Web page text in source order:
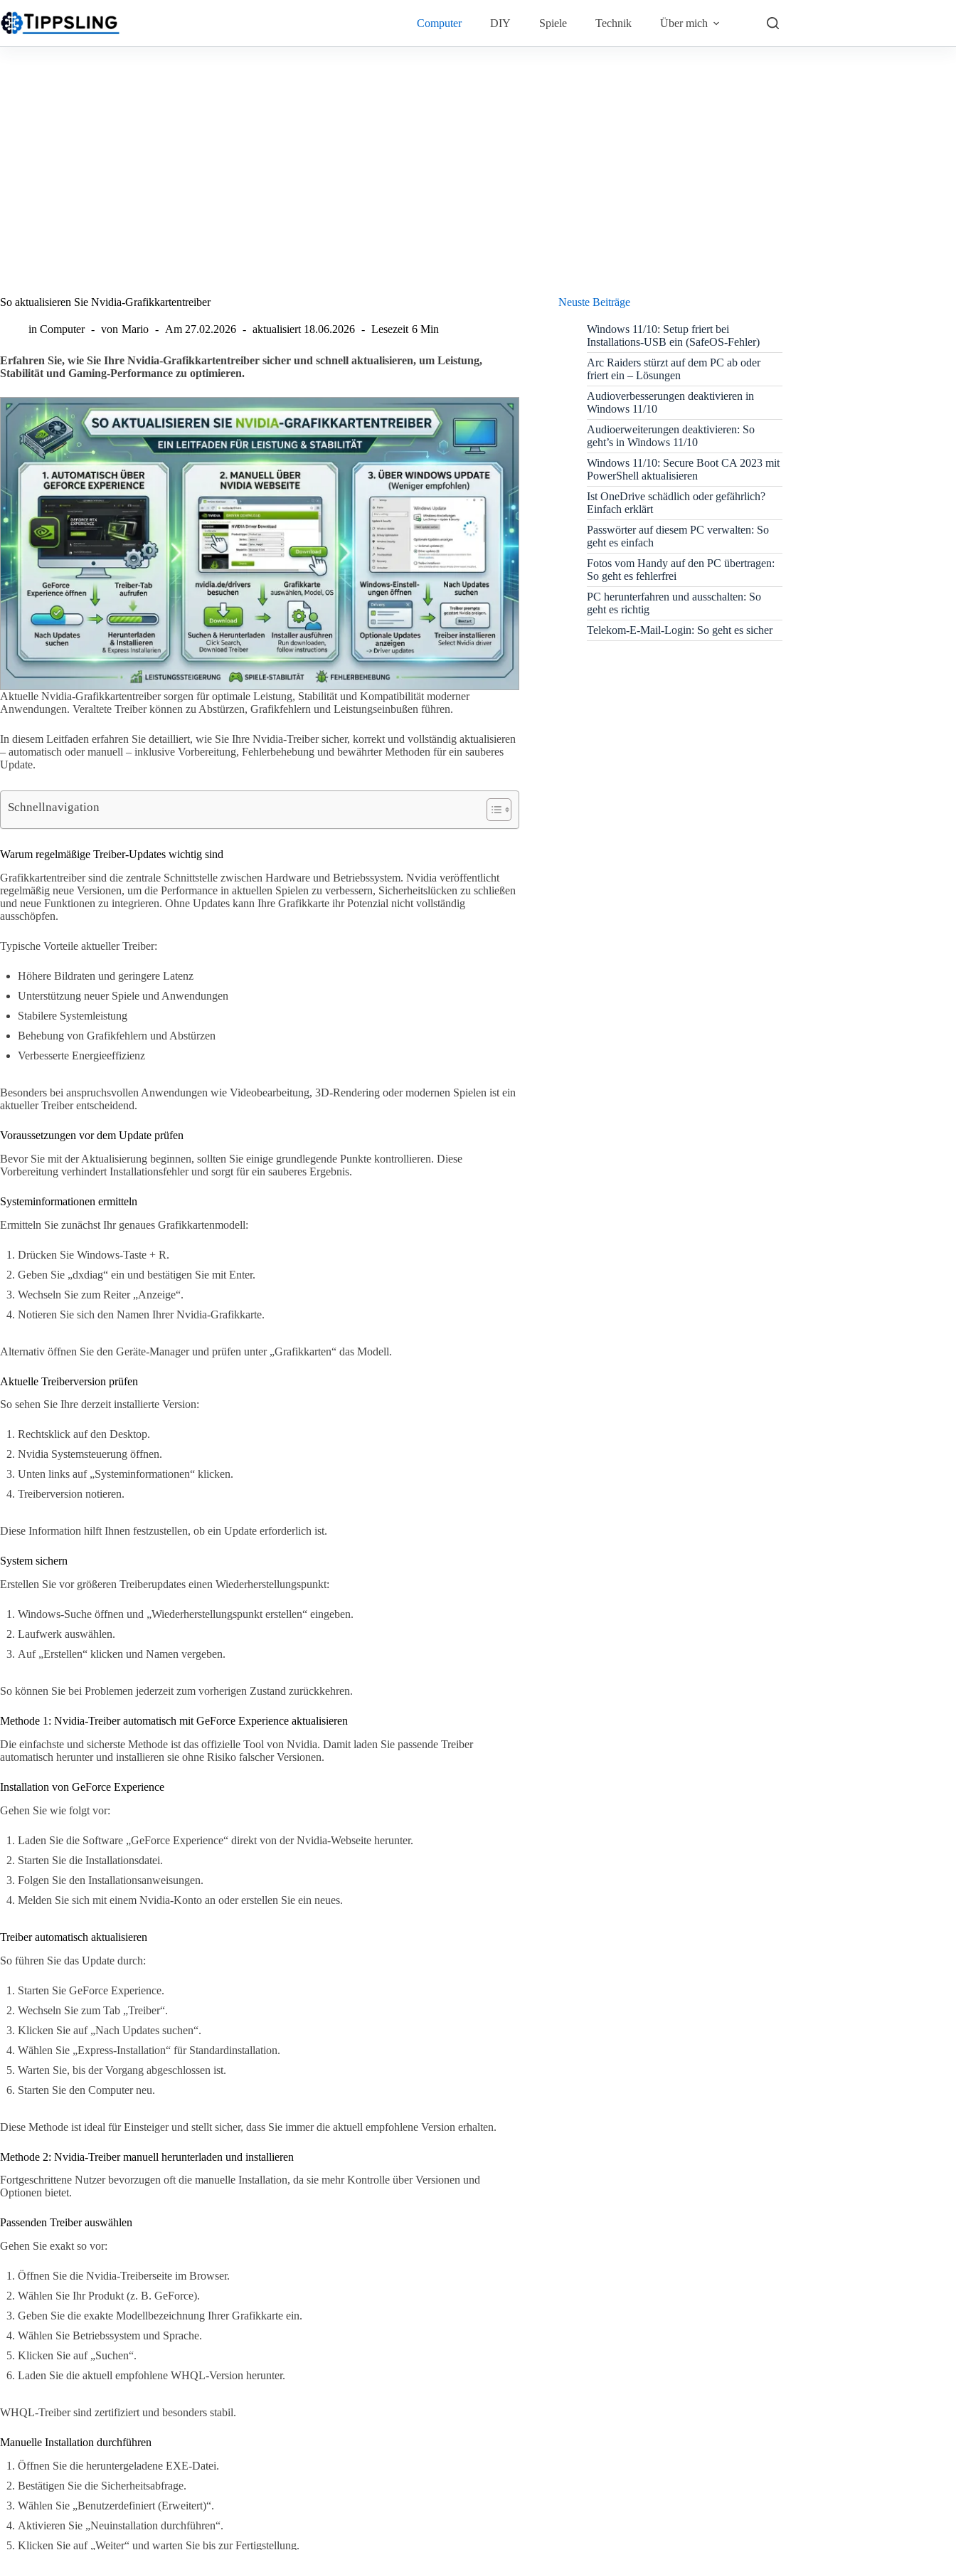
Inhalt
springen
Computer DIY Spiele Technik Über mich
So aktualisieren Sie Nvidia-Grafikkartentreiber
in Computer von Mario Am 27.02.2026 aktualisiert 18.06.2026 Lesezeit 6 Min
Erfahren Sie, wie Sie Ihre Nvidia-Grafikkartentreiber sicher und schnell aktualisieren, um Leistung,
Stabilität und Gaming-Performance zu optimieren.
Aktuelle Nvidia-Grafikkartentreiber sorgen für optimale Leistung, Stabilität und Kompatibilität moderner
Anwendungen. Veraltete Treiber können zu Abstürzen, Grafikfehlern und Leistungseinbußen führen.
In diesem Leitfaden erfahren Sie detailliert, wie Sie Ihre Nvidia-Treiber sicher, korrekt und vollständig aktualisieren
– automatisch oder manuell – inklusive Vorbereitung, Fehlerbehebung und bewährter Methoden für ein sauberes
Update.
Schnellnavigation
Warum regelmäßige Treiber-Updates wichtig sind
Grafikkartentreiber sind die zentrale Schnittstelle zwischen Hardware und Betriebssystem. Nvidia veröffentlicht
regelmäßig neue Versionen, um die Performance in aktuellen Spielen zu verbessern, Sicherheitslücken zu schließen
und neue Funktionen zu integrieren. Ohne Updates kann Ihre Grafikkarte ihr Potenzial nicht vollständig
ausschöpfen.
Typische Vorteile aktueller Treiber:
Höhere Bildraten und geringere Latenz
Unterstützung neuer Spiele und Anwendungen
Stabilere Systemleistung
Behebung von Grafikfehlern und Abstürzen
Verbesserte Energieeffizienz
Besonders bei anspruchsvollen Anwendungen wie Videobearbeitung, 3D-Rendering oder modernen Spielen ist ein
aktueller Treiber entscheidend.
Voraussetzungen vor dem Update prüfen
Bevor Sie mit der Aktualisierung beginnen, sollten Sie einige grundlegende Punkte kontrollieren. Diese
Vorbereitung verhindert Installationsfehler und sorgt für ein sauberes Ergebnis.
Systeminformationen ermitteln
Ermitteln Sie zunächst Ihr genaues Grafikkartenmodell:
Drücken Sie Windows-Taste + R.
Geben Sie „dxdiag“ ein und bestätigen Sie mit Enter.
Wechseln Sie zum Reiter „Anzeige“.
Notieren Sie sich den Namen Ihrer Nvidia-Grafikkarte.
Alternativ öffnen Sie den Geräte-Manager und prüfen unter „Grafikkarten“ das Modell.
Aktuelle Treiberversion prüfen
So sehen Sie Ihre derzeit installierte Version:
Rechtsklick auf den Desktop.
Nvidia Systemsteuerung öffnen.
Unten links auf „Systeminformationen“ klicken.
Treiberversion notieren.
Diese Information hilft Ihnen festzustellen, ob ein Update erforderlich ist.
System sichern
Erstellen Sie vor größeren Treiberupdates einen Wiederherstellungspunkt:
Windows-Suche öffnen und „Wiederherstellungspunkt erstellen“ eingeben.
Laufwerk auswählen.
Auf „Erstellen“ klicken und Namen vergeben.
So können Sie bei Problemen jederzeit zum vorherigen Zustand zurückkehren.
Methode 1: Nvidia-Treiber automatisch mit GeForce Experience aktualisieren
Die einfachste und sicherste Methode ist das offizielle Tool von Nvidia. Damit laden Sie passende Treiber
automatisch herunter und installieren sie ohne Risiko falscher Versionen.
Installation von GeForce Experience
Gehen Sie wie folgt vor:
Laden Sie die Software „GeForce Experience“ direkt von der Nvidia-Webseite herunter.
Starten Sie die Installationsdatei.
Folgen Sie den Installationsanweisungen.
Melden Sie sich mit einem Nvidia-Konto an oder erstellen Sie ein neues.
Treiber automatisch aktualisieren
So führen Sie das Update durch:
Starten Sie GeForce Experience.
Wechseln Sie zum Tab „Treiber“.
Klicken Sie auf „Nach Updates suchen“.
Wählen Sie „Express-Installation“ für Standardinstallation.
Warten Sie, bis der Vorgang abgeschlossen ist.
Starten Sie den Computer neu.
Diese Methode ist ideal für Einsteiger und stellt sicher, dass Sie immer die aktuell empfohlene Version erhalten.
Methode 2: Nvidia-Treiber manuell herunterladen und installieren
Fortgeschrittene Nutzer bevorzugen oft die manuelle Installation, da sie mehr Kontrolle über Versionen und
Optionen bietet.
Passenden Treiber auswählen
Gehen Sie exakt so vor:
Öffnen Sie die Nvidia-Treiberseite im Browser.
Wählen Sie Ihr Produkt (z. B. GeForce).
Geben Sie die exakte Modellbezeichnung Ihrer Grafikkarte ein.
Wählen Sie Betriebssystem und Sprache.
Klicken Sie auf „Suchen“.
Laden Sie die aktuell empfohlene WHQL-Version herunter.
WHQL-Treiber sind zertifiziert und besonders stabil.
Manuelle Installation durchführen
Öffnen Sie die heruntergeladene EXE-Datei.
Bestätigen Sie die Sicherheitsabfrage.
Wählen Sie „Benutzerdefiniert (Erweitert)“.
Aktivieren Sie „Neuinstallation durchführen“.
Klicken Sie auf „Weiter“ und warten Sie bis zur Fertigstellung.
Neuste Beiträge
Windows 11/10: Setup friert bei
Installations-USB ein (SafeOS-Fehler)
Arc Raiders stürzt auf dem PC ab oder
friert ein – Lösungen
Audioverbesserungen deaktivieren in
Windows 11/10
Audioerweiterungen deaktivieren: So
geht’s in Windows 11/10
Windows 11/10: Secure Boot CA 2023 mit
PowerShell aktualisieren
Ist OneDrive schädlich oder gefährlich?
Einfach erklärt
Passwörter auf diesem PC verwalten: So
geht es einfach
Fotos vom Handy auf den PC übertragen:
So geht es fehlerfrei
PC herunterfahren und ausschalten: So
geht es richtig
Telekom-E-Mail-Login: So geht es sicher